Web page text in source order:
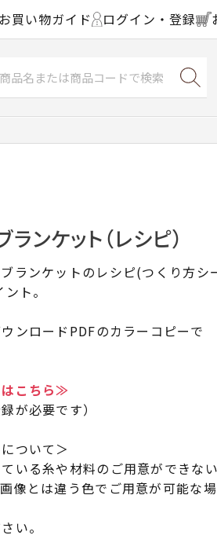
買い物ガイド ログイン・登録
ンケット（レシピ）
ランケットのレシピ(つくり方シ
ト。
ンロードPDFのカラーコピーで
はこちら≫
が必要です）
ついて＞
いる糸や材料のご用意ができない
像とは違う色でご用意が可能な場
い。